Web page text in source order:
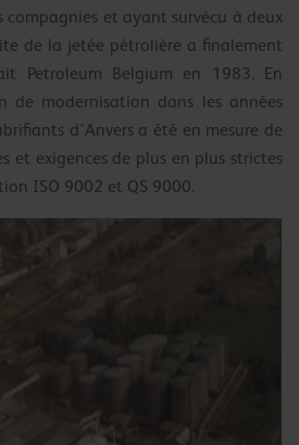
et ayant survécu à deux
de la jetée pétrolière a finalement
Petroleum Belgium en 1983. En
de modernisation dans les années
d’Anvers a été en mesure de
et exigences de plus en plus strictes
ISO 9002 et QS 9000.